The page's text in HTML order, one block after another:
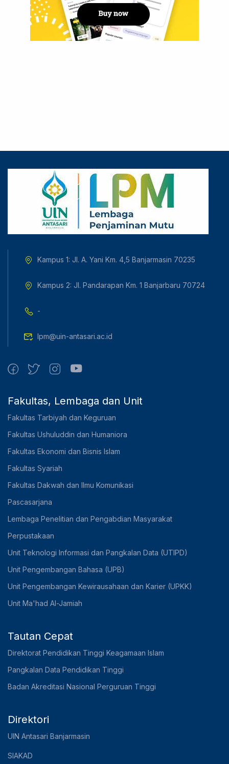
Kampus 1: Jl. A. Yani Km. 4,5 Banjarmasin 70235
Kampus 2: Jl. Pandarapan Km. 1 Banjarbaru 70724
-
lpm@uin-antasari.ac.id
Fakultas, Lembaga dan Unit
Fakultas Tarbiyah dan Keguruan
Fakultas Ushuluddin dan Humaniora
Fakultas Ekonomi dan Bisnis Islam
Fakultas Syariah
Fakultas Dakwah dan Ilmu Komunikasi
Pascasarjana
Lembaga Penelitian dan Pengabdian Masyarakat
Perpustakaan
Unit Teknologi Informasi dan Pangkalan Data (UTIPD)
Unit Pengembangan Bahasa (UPB)
Unit Pengembangan Kewirausahaan dan Karier (UPKK)
Unit Ma'had Al-Jamiah
Tautan Cepat
Direktorat Pendidikan Tinggi Keagamaan Islam
Pangkalan Data Pendidikan Tinggi
Badan Akreditasi Nasional Perguruan Tinggi
Direktori
UIN Antasari Banjarmasin
SIAKAD